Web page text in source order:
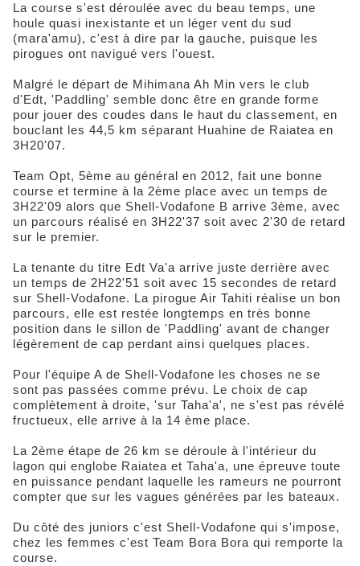
La course s'est déroulée avec du beau temps, une
houle quasi inexistante et un léger vent du sud
(mara'amu), c'est à dire par la gauche, puisque les
pirogues ont navigué vers l'ouest.
Malgré le départ de Mihimana Ah Min vers le club
d'Edt, 'Paddling' semble donc être en grande forme
pour jouer des coudes dans le haut du classement, en
bouclant les 44,5 km séparant Huahine de Raiatea en
3H20'07.
Team Opt, 5ème au général en 2012, fait une bonne
course et termine à la 2ème place avec un temps de
3H22'09 alors que Shell-Vodafone B arrive 3ème, avec
un parcours réalisé en 3H22'37 soit avec 2'30 de retard
sur le premier.
La tenante du titre Edt Va'a arrive juste derrière avec
un temps de 2H22'51 soit avec 15 secondes de retard
sur Shell-Vodafone. La pirogue Air Tahiti réalise un bon
parcours, elle est restée longtemps en très bonne
position dans le sillon de 'Paddling' avant de changer
légèrement de cap perdant ainsi quelques places.
Pour l'équipe A de Shell-Vodafone les choses ne se
sont pas passées comme prévu. Le choix de cap
complètement à droite, 'sur Taha'a', ne s'est pas révélé
fructueux, elle arrive à la 14 ème place.
La 2ème étape de 26 km se déroule à l'intérieur du
lagon qui englobe Raiatea et Taha'a, une épreuve toute
en puissance pendant laquelle les rameurs ne pourront
compter que sur les vagues générées par les bateaux.
Du côté des juniors c'est Shell-Vodafone qui s'impose,
chez les femmes c'est Team Bora Bora qui remporte la
course.